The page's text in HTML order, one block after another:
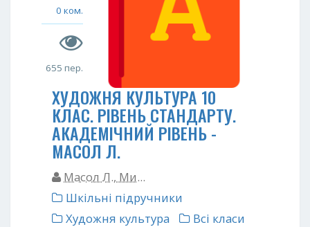
0 ком.
655 пер.
ХУДОЖНЯ КУЛЬТУРА 10
КЛАС. РІВЕНЬ СТАНДАРТУ.
АКАДЕМІЧНИЙ РІВЕНЬ -
МАСОЛ Л.
Масол Л., Ми...
Шкільні підручники
Художня культура
Всі класи